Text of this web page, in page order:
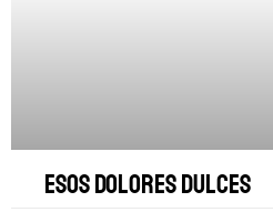
Esos dolores dulces